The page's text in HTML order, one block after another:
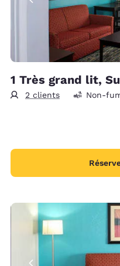
1 Très grand lit,
2 clients Non-